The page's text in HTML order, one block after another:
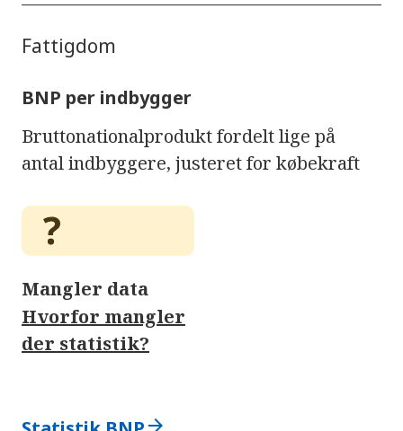
Fattigdom
BNP per indbygger
Bruttonationalprodukt fordelt lige på
antal indbyggere, justeret for købekraft
Mangler data
Hvorfor mangler
der statistik?
arrow_forward